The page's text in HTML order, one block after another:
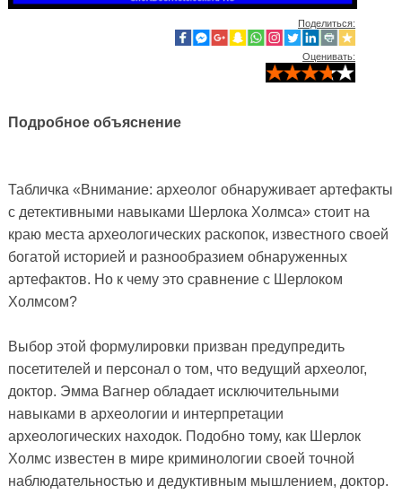
Поделиться:
Оценивать:
Подробное объяснение
Табличка «Внимание: археолог обнаруживает артефакты
с детективными навыками Шерлока Холмса» стоит на
краю места археологических раскопок, известного своей
богатой историей и разнообразием обнаруженных
артефактов. Но к чему это сравнение с Шерлоком
Холмсом?
Выбор этой формулировки призван предупредить
посетителей и персонал о том, что ведущий археолог,
доктор. Эмма Вагнер обладает исключительными
навыками в археологии и интерпретации
археологических находок. Подобно тому, как Шерлок
Холмс известен в мире криминологии своей точной
наблюдательностью и дедуктивным мышлением, доктор.